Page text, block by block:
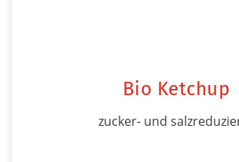
Bio Ketchup
zucker- und